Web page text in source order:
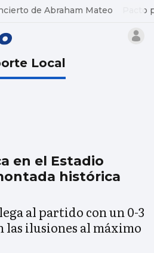
de Abraham Mateo Pacto
Local
en el Estadio
histórica
al partido con un 0-3
las ilusiones al máximo